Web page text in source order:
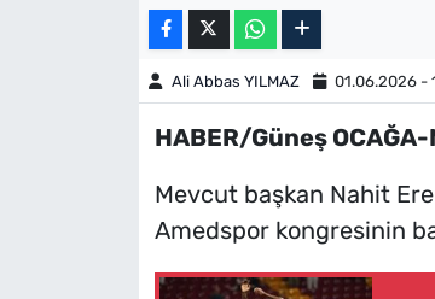
Ali Abbas YILMAZ 01.06.2026 -
HABER/Güneş
Mevcut başkan Nahit
Amedspor kongresinin